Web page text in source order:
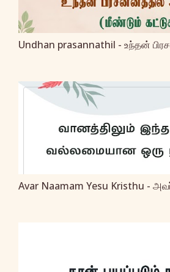
Undhan prasannathil - உந்தன்
Avar Naamam Yesu Kristhu -